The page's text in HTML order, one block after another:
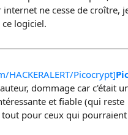
ne cesse de croître,
logiciel.
Picocrypt]
dommage car c'était
et fiable (qui reste
pour ceux qui pourraient